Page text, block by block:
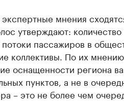
мнения
утверждают:
пассажиров в
коллективы. По их
оснащенности региона
пунктов, а не в
– это не более чем